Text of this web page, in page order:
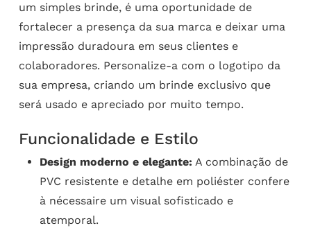
um simples brinde, é uma oportunidade de
fortalecer a presença da sua marca e deixar uma
impressão duradoura em seus clientes e
colaboradores. Personalize-a com o logotipo da
sua empresa, criando um brinde exclusivo que
será usado e apreciado por muito tempo.
Funcionalidade e Estilo
Design moderno e elegante: A combinação de
PVC resistente e detalhe em poliéster confere
à nécessaire um visual sofisticado e
atemporal.